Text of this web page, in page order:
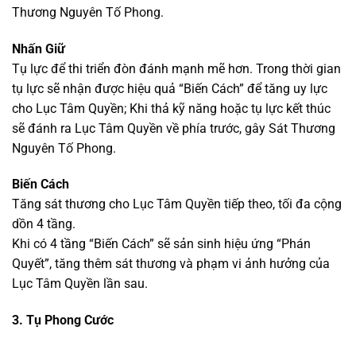
Thương Nguyên Tố Phong.
Nhấn Giữ
Tụ lực để thi triển đòn đánh mạnh mẽ hơn. Trong thời gian
tụ lực sẽ nhận được hiệu quả “Biến Cách” để tăng uy lực
cho Lục Tâm Quyền; Khi thả kỹ năng hoặc tụ lực kết thúc
sẽ đánh ra Lục Tâm Quyền về phía trước, gây Sát Thương
Nguyên Tố Phong.
Biến Cách
Tăng sát thương cho Lục Tâm Quyền tiếp theo, tối đa cộng
dồn 4 tầng.
Khi có 4 tầng “Biến Cách” sẽ sản sinh hiệu ứng “Phán
Quyết”, tăng thêm sát thương và phạm vi ảnh hưởng của
Lục Tâm Quyền lần sau.
3. Tụ Phong Cước